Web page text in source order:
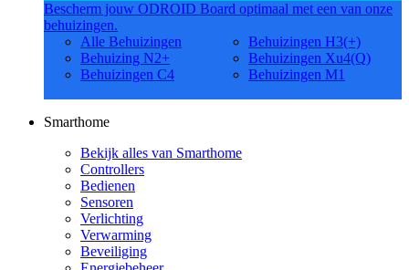
Bescherm jouw ODROID Board optimaal met een van onze
behuizingen.
Alle Behuizingen
Behuizing N2+
Behuizingen C4
Behuizingen H3(+)
Behuizingen Xu4(Q)
Behuizingen M1
Smarthome
Bekijk alles van Smarthome
Controllers
Bedienen
Sensoren
Verlichting
Verwarming
Beveiliging